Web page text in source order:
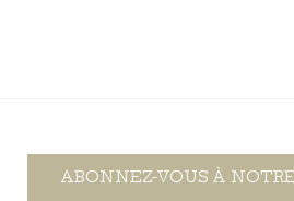
ABONNEZ-VOUS À